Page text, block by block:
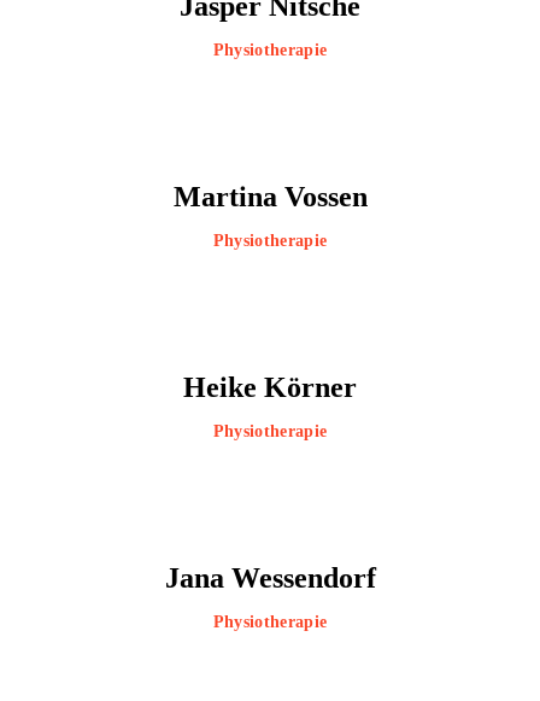
Physiotherapie
Martina Vossen
Physiotherapie
Heike Körner
Physiotherapie
Jana Wessendorf
Physiotherapie